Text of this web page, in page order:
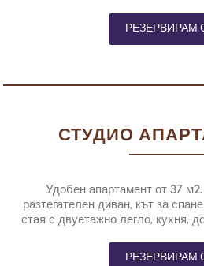
bed, kitchenette, additional
РЕЗЕРВИРАМ
СТУДИО
СЕМЕЙНИ
Удобен апартамент от 37
разтегателен диван, кът за
стая с двуетажно легло, кухня,
РЕЗЕРВИРАМ